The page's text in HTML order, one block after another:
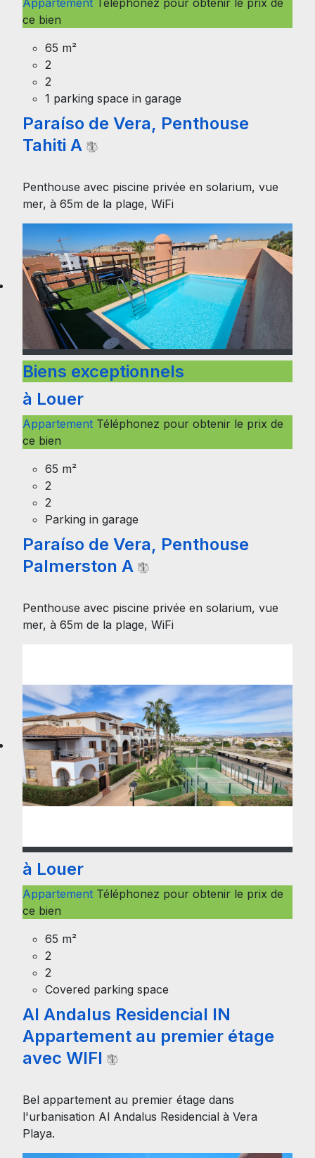
Appartement Téléphonez pour obtenir le prix de
ce bien
65 m²
2
2
1 parking space in garage
Paraíso de Vera, Penthouse
Tahiti A
Penthouse avec piscine privée en solarium, vue
mer, à 65m de la plage, WiFi
Biens exceptionnels
à Louer
Appartement Téléphonez pour obtenir le prix de
ce bien
65 m²
2
2
Parking in garage
Paraíso de Vera, Penthouse
Palmerston A
Penthouse avec piscine privée en solarium, vue
mer, à 65m de la plage, WiFi
à Louer
Appartement Téléphonez pour obtenir le prix de
ce bien
65 m²
2
2
Covered parking space
Al Andalus Residencial IN
Appartement au premier étage
avec WIFI
Bel appartement au premier étage dans
l'urbanisation Al Andalus Residencial à Vera
Playa.